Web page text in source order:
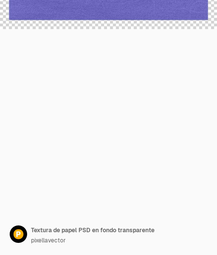
Textura de papel PSD en fondo transparente
pixellavector